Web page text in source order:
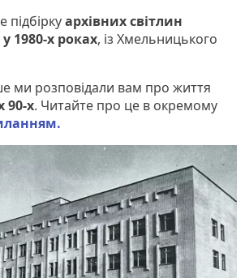
підбіркуархівних світлин
1980-х роках, із Хмельницького
ми розповідали вам про життя
90-х. Читайте про це в окремому